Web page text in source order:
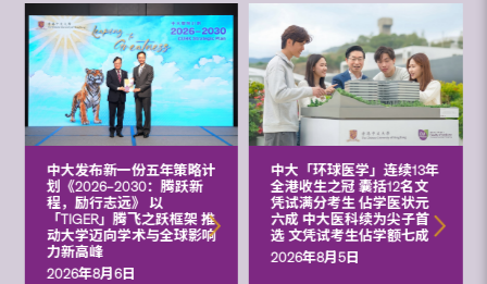
中大发布新一份五年策略计
划《2026‒2030：腾跃新
程，励行志远》 以
「TIGER」腾飞之跃框架 推
动大学迈向学术与全球影响
力新高峰
2026年8月6日
中大「环球医学」连续13年
全港收生之冠 囊括12名文
凭试满分考生 佔学医状元
六成 中大医科续为尖子首
选 文凭试考生佔学额七成
2026年8月5日